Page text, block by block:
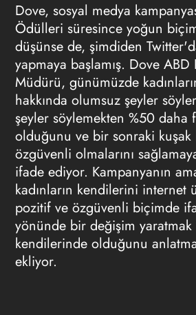
Dove, sosyal medya
Ödülleri süresince yoğun
düşünse de, şimdiden
yapmaya başlamış. Dove ABD
Müdürü, günümüzde
hakkında olumsuz şeyler
şeyler söylemekten %50 daha
olduğunu ve bir sonraki kuşak
özgüvenli olmalarını sağlamaya
ifade ediyor. Kampanyanın
kadınların kendilerini internet
pozitif ve özgüvenli biçimde
yönünde bir değişim
kendilerinde olduğunu
ekliyor.